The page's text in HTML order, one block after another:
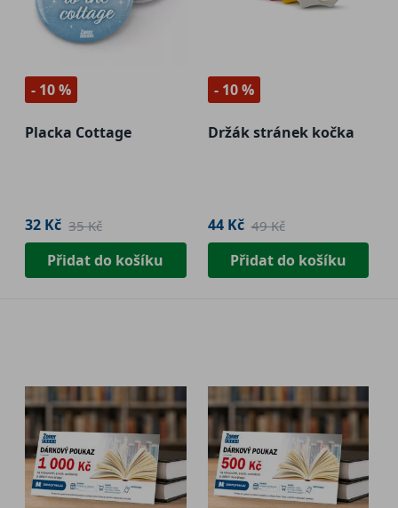
- 10 %
Placka Cottage
32 Kč 35 Kč
Přidat do košíku
- 10 %
Držák stránek kočka
44 Kč 49 Kč
Přidat do košíku